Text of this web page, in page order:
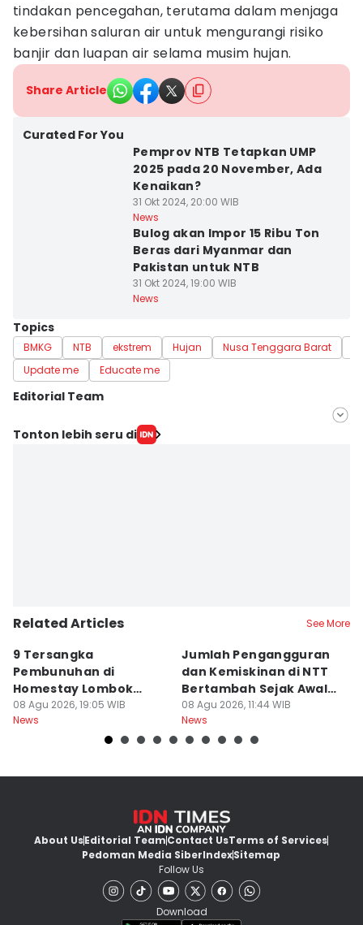
tindakan pencegahan, terutama dalam menjaga
kebersihan saluran air untuk mengurangi risiko
banjir dan luapan air selama musim hujan.
Share Article
Curated For You
Pemprov NTB Tetapkan UMP
2025 pada 20 November, Ada
Kenaikan?
31 Okt 2024, 20:00 WIB
News
Bulog akan Impor 15 Ribu Ton
Beras dari Myanmar dan
Pakistan untuk NTB
31 Okt 2024, 19:00 WIB
News
Topics
BMKG NTB ekstrem Hujan Nusa Tenggara Barat
Update me
Educate me
Editorial Team
Editor
Tonton lebih seru di
Related Articles See More
9 Tersangka
Pembunuhan di
Homestay Lombok
Barat Dilimpahkan ke
Jaksa
08 Agu 2026, 19:05 WIB
News
Jumlah Pengangguran
dan Kemiskinan di NTT
Bertambah Sejak Awal
2026
08 Agu 2026, 11:44 WIB
News
About UsEditorial TeamContact UsTerms of Services
Pedoman Media SiberIndexSitemap
Follow Us
Download